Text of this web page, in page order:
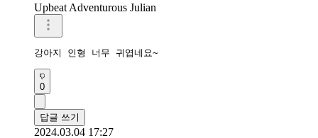
Upbeat Adventurous Julian
강아지 인형 너무 귀엽네요~
0
답글 쓰기
2024.03.04 17:27